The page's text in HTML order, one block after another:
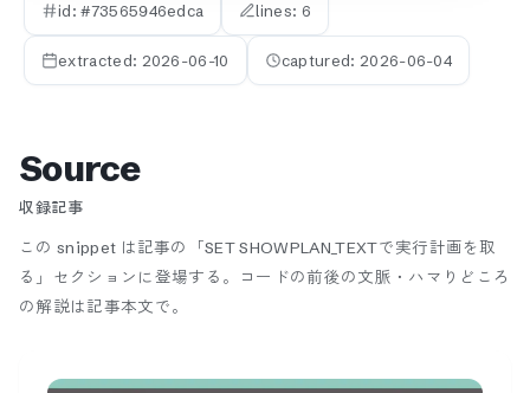
id: #73565946edca lines: 6
extracted: 2026-06-10 captured: 2026-06-04
Source
収録記事
この snippet は記事の「SET SHOWPLAN_TEXTで実行計画を取
る」セクションに登場する。
コードの前後の文脈・ハマりどころ
の解説は記事本文で。